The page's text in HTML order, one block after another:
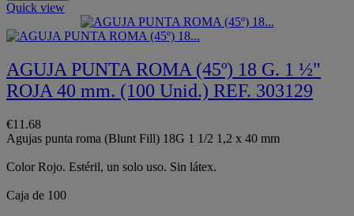
Quick view
AGUJA PUNTA ROMA (45º) 18 G. 1 ½"
ROJA 40 mm. (100 Unid.) REF. 303129
€11.68
Agujas punta roma (Blunt Fill) 18G 1 1/2 1,2 x 40 mm
Color Rojo. Estéril, un solo uso. Sin látex.
Caja de 100